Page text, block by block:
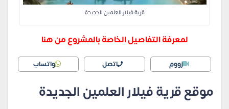
قرية فيلار العلمين الجديدة
لمعرفة التفاصيل الخاصة بالمشروع من هنا
زووم اتصل واتساب
موقع قرية فيلار العلمين الجديدة